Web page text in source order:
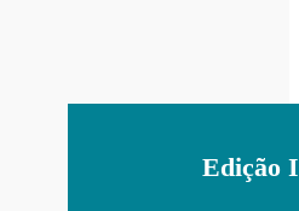
Edição